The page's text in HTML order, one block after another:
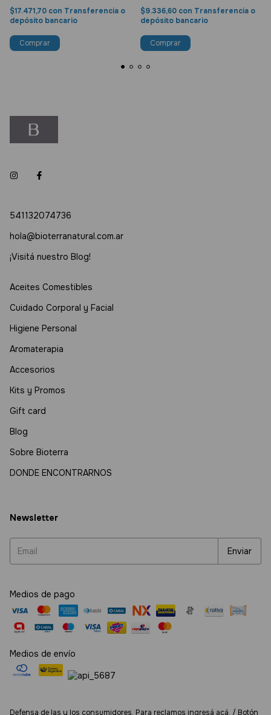
$17.471,70 con Transferencia o
depósito bancario
$9.336,60 con Transferencia o
depósito bancario
541132074736
hola@bioterranatural.com.ar
¡Visitá nuestro Blog!
Aceites Comestibles
Cuidado Corporal y Facial
Higiene Personal
Aromaterapia
Accesorios
Kits y Promos
Gift card
Blog
Sobre Bioterra
DONDE ENCONTRARNOS
Newsletter
Medios de pago
Medios de envío
Defensa de las y los consumidores. Para reclamos ingresá acá. / Botón